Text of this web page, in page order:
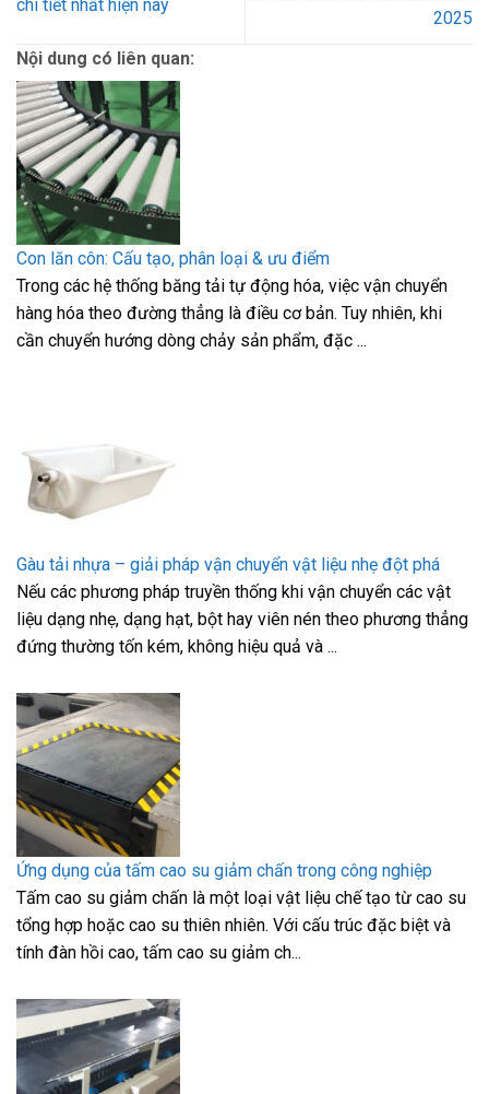
chi tiết nhất hiện nay
2025
Nội dung có liên quan:
Con lăn côn: Cấu tạo, phân loại & ưu điểm
Trong các hệ thống băng tải tự động hóa, việc vận chuyển
hàng hóa theo đường thẳng là điều cơ bản. Tuy nhiên, khi
cần chuyển hướng dòng chảy sản phẩm, đặc ...
Gàu tải nhựa – giải pháp vận chuyển vật liệu nhẹ đột phá
Nếu các phương pháp truyền thống khi vận chuyển các vật
liệu dạng nhẹ, dạng hạt, bột hay viên nén theo phương thẳng
đứng thường tốn kém, không hiệu quả và ...
Ứng dụng của tấm cao su giảm chấn trong công nghiệp
Tấm cao su giảm chấn là một loại vật liệu chế tạo từ cao su
tổng hợp hoặc cao su thiên nhiên. Với cấu trúc đặc biệt và
tính đàn hồi cao, tấm cao su giảm ch...